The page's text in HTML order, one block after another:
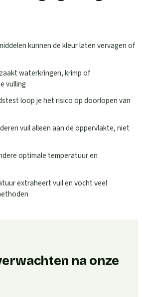
kunnen de kleur laten vervagen of
waterkringen, krimp of
vulling
loop je het risico op doorlopen van
vuil alleen aan de oppervlakte, niet
optimale temperatuur en
extraheert vuil en vocht veel
na onze